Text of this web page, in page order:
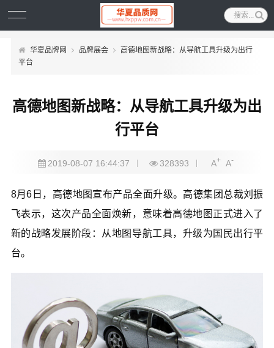
华夏品牌网 品牌展会
高德地图新战略：从导航工具升级为出行
平台
高德地图新战略：从导航工具升级为出
行平台
2019-08-07 16:44:37 328393 A+ A-
8月6日，高德地图宣布产品全面升级。高德集团总裁刘振
飞表示，这次产品全面焕新，意味着高德地图正式进入了
新的战略发展阶段：从地图导航工具，升级为国民出行平
台。